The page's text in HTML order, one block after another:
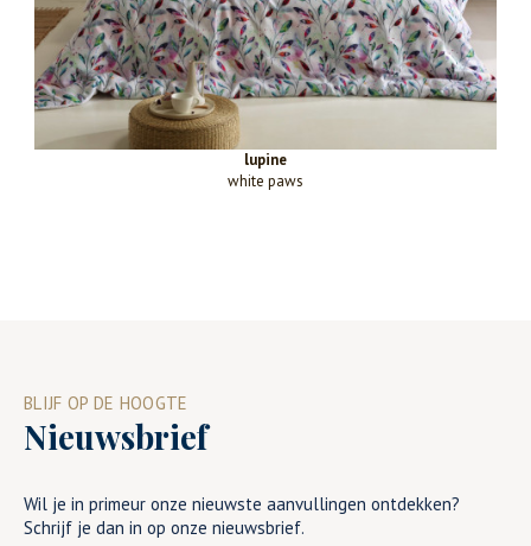
lupine
white paws
BLIJF OP DE HOOGTE
Nieuwsbrief
Wil je in primeur onze nieuwste aanvullingen ontdekken?
Schrijf je dan in op onze nieuwsbrief.